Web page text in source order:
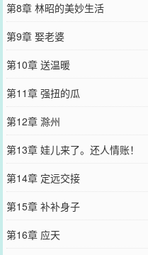
第8章 林昭的美妙生活
第9章 娶老婆
第10章 送温暖
第11章 强扭的瓜
第12章 滁州
第13章 娃儿来了。还人情账！
第14章 定远交接
第15章 补补身子
第16章 应天